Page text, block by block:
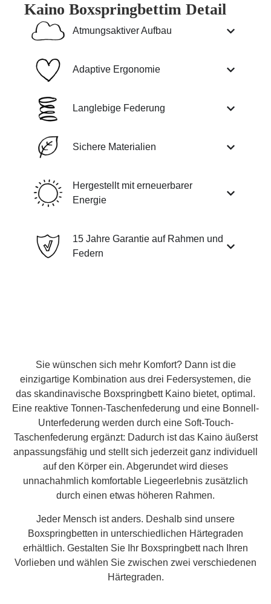
Kaino Boxspringbettim Detail
Atmungsaktiver Aufbau
Adaptive Ergonomie
Langlebige Federung
Sichere Materialien
Hergestellt mit erneuerbarer
Energie
15 Jahre Garantie auf Rahmen und
Federn
Sie wünschen sich mehr Komfort? Dann ist die
einzigartige Kombination aus drei Federsystemen, die
das skandinavische Boxspringbett Kaino bietet, optimal.
Eine reaktive Tonnen-Taschenfederung und eine Bonnell-
Unterfederung werden durch eine Soft-Touch-
Taschenfederung ergänzt: Dadurch ist das Kaino äußerst
anpassungsfähig und stellt sich jederzeit ganz individuell
auf den Körper ein. Abgerundet wird dieses
unnachahmlich komfortable Liegeerlebnis zusätzlich
durch einen etwas höheren Rahmen.
Jeder Mensch ist anders. Deshalb sind unsere
Boxspringbetten in unterschiedlichen Härtegraden
erhältlich. Gestalten Sie Ihr Boxspringbett nach Ihren
Vorlieben und wählen Sie zwischen zwei verschiedenen
Härtegraden.